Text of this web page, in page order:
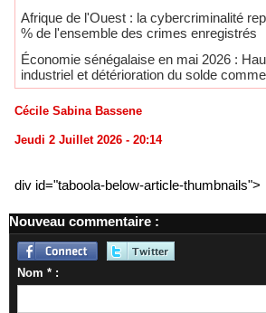
​Afrique de l'Ouest : la cybercriminalité
% de l'ensemble des crimes enregistrés
Économie sénégalaise en mai 2026 :
industriel et détérioration du solde
Cécile Sabina Bassene
Jeudi 2 Juillet 2026 - 20:14
div id="taboola-below-article-thumbnails">
Nouveau commentaire :
Nom * :